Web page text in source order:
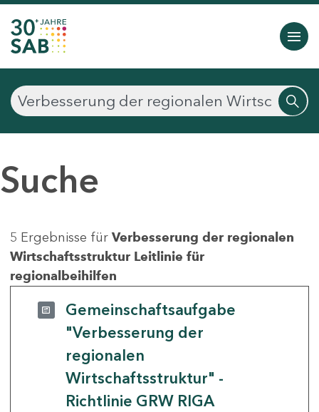
Suche
5 Ergebnisse für Verbesserung der regionalen
Wirtschaftsstruktur Leitlinie für
regionalbeihilfen
Gemeinschaftsaufgabe
"Verbesserung der
regionalen
Wirtschaftsstruktur" -
Richtlinie GRW RIGA